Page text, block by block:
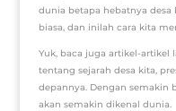
dunia betapa hebatnya desa
biasa, dan inilah cara kita
Yuk, baca juga artikel-artikel
tentang sejarah desa kita,
depannya. Dengan semakin
akan semakin dikenal dunia.